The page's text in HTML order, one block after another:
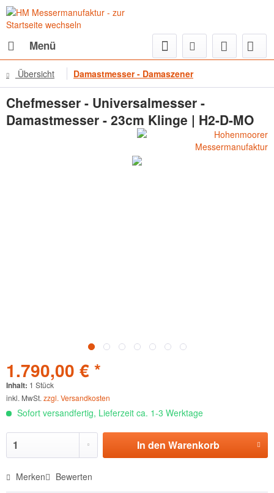
Menü
Übersicht Damastmesser - Damaszener
Chefmesser - Universalmesser -
Damastmesser - 23cm Klinge | H2-D-MO
1.790,00 € *
Inhalt: 1 Stück
inkl. MwSt. zzgl. Versandkosten
Sofort versandfertig, Lieferzeit ca. 1-3 Werktage
In den Warenkorb
Merken Bewerten